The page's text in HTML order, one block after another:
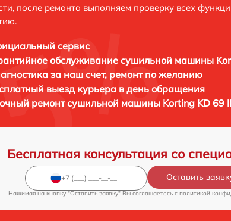
после ремонта выполняем проверку всех
сервис
обслуживание сушильной машины
за наш счет, ремонт по желанию
выезд курьера в день обращения
ремонтсушильной машины Korting KD 69
Бесплатная консультация со
Оставить
Нажимая на кнопку "Оставить заявку" Вы соглашаетесь c политикой